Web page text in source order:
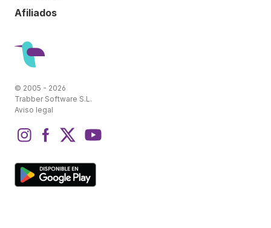
Afiliados
© 2005 - 2026
Trabber Software S.L.
Aviso legal